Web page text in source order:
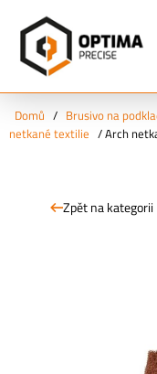
Domů / Brusivo na
netkané textilie /Arch
Zpět na kategorii